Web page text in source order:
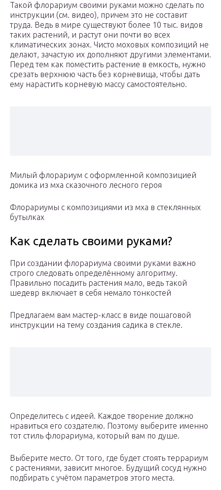
Такой флорариум своими руками можно сделать по
инструкции (см. видео), причем это не составит
труда. Ведь в мире существуют более 10 тыс. видов
таких растений, и растут они почти во всех
климатических зонах. Чисто моховых композиций не
делают, зачастую их дополняют другими элементами.
Перед тем как поместить растение в емкость, нужно
срезать верхнюю часть без корневища, чтобы дать
ему нарастить корневую массу самостоятельно.
Милый флорариум с оформленной композицией
домика из мха сказочного лесного героя
Флорариумы с композициями из мха в стеклянных
бутылках
Как сделать своими руками?
При создании флорариума своими руками важно
строго следовать определённому алгоритму.
Правильно посадить растения мало, ведь такой
шедевр включает в себя немало тонкостей
Предлагаем вам мастер-класс в виде пошаговой
инструкции на тему создания садика в стекле.
Определитесь с идеей. Каждое творение должно
нравиться его создателю. Поэтому выберите именно
тот стиль флорариума, который вам по душе.
Выберите место. От того, где будет стоять террариум
с растениями, зависит многое. Будущий сосуд нужно
подбирать с учётом параметров этого места.